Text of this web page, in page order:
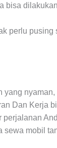
bisa
perlu
yang
Dan Kerja
perjalanan
sewa mobil